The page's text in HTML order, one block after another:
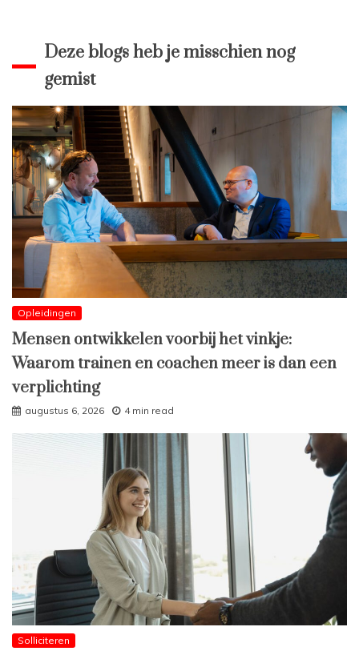
Deze blogs heb je misschien nog
gemist
Opleidingen
Mensen ontwikkelen voorbij het vinkje:
Waarom trainen en coachen meer is dan een
verplichting
augustus 6, 2026 4 min read
Solliciteren